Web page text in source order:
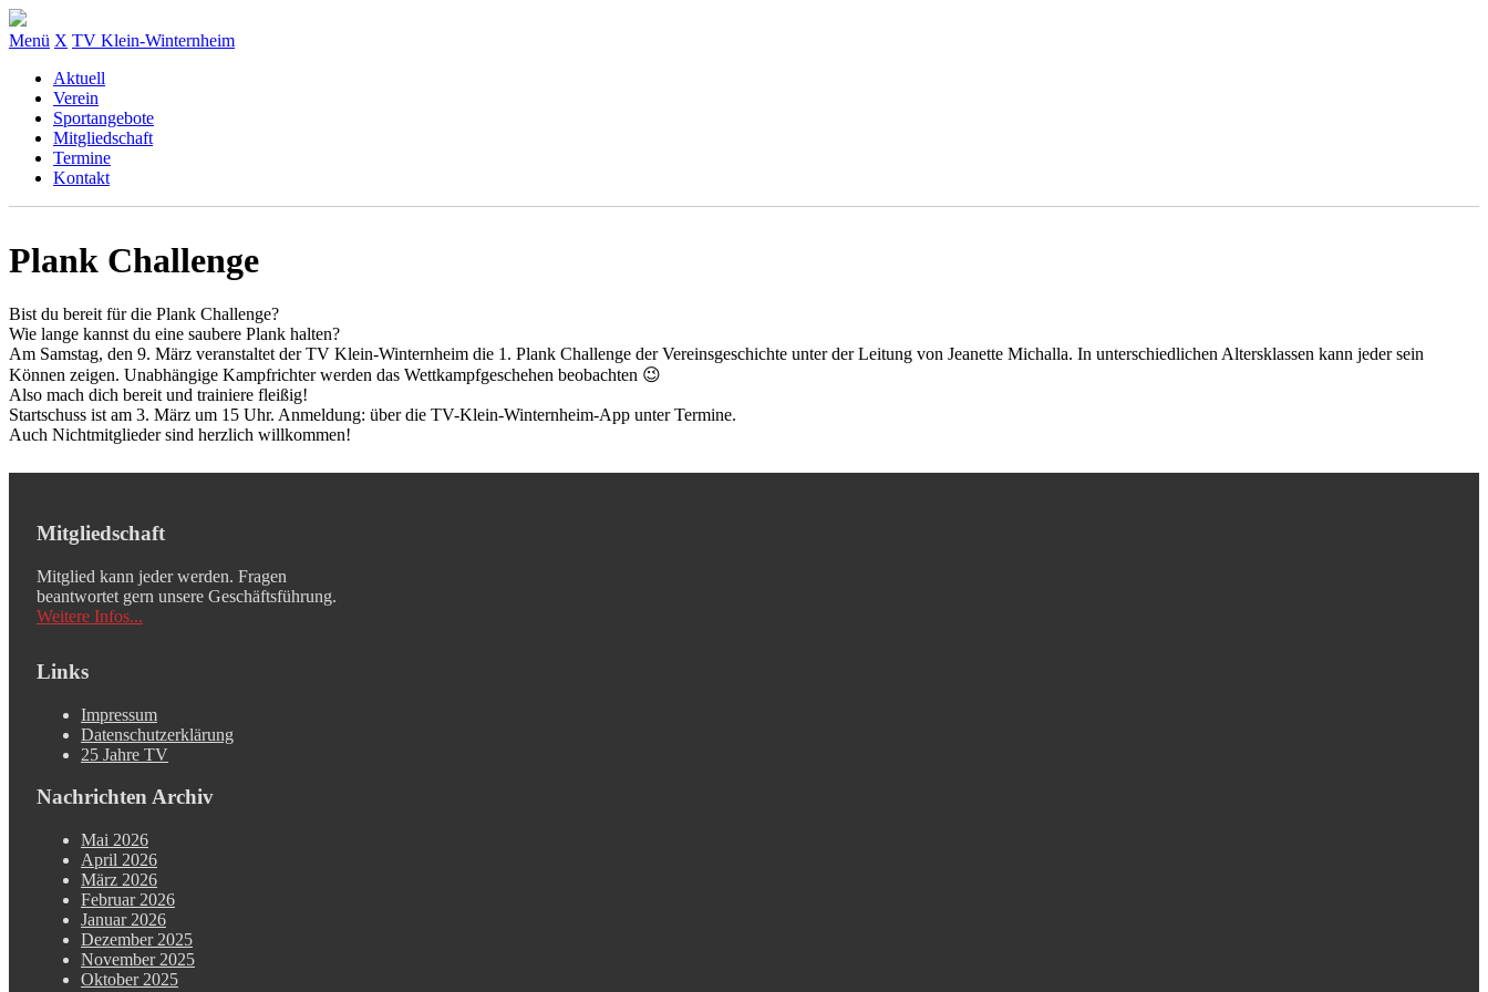
Menü X TV Klein-Winternheim
Aktuell
Verein
Sportangebote
Mitgliedschaft
Termine
Kontakt
Plank Challenge
Bist du bereit für die Plank Challenge?
Wie lange kannst du eine saubere Plank halten?
Am Samstag, den 9. März veranstaltet der TV Klein-Winternheim die 1. Plank Challenge der Vereinsgeschichte unter der Leitung von Jeanette Michalla. In unterschiedlichen Altersklassen kann jeder sein
Können zeigen. Unabhängige Kampfrichter werden das Wettkampfgeschehen beobachten 😉
Also mach dich bereit und trainiere fleißig!
Startschuss ist am 3. März um 15 Uhr. Anmeldung: über die TV-Klein-Winternheim-App unter Termine.
Auch Nichtmitglieder sind herzlich willkommen!
Mitgliedschaft
Mitglied kann jeder werden. Fragen
beantwortet gern unsere Geschäftsführung.
Weitere Infos...
Links
Impressum
Datenschutzerklärung
25 Jahre TV
Nachrichten Archiv
Mai 2026
April 2026
März 2026
Februar 2026
Januar 2026
Dezember 2025
November 2025
Oktober 2025